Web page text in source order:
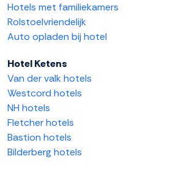
Hotels met familiekamers
Rolstoelvriendelijk
Auto opladen bij hotel
Hotel Ketens
Van der valk hotels
Westcord hotels
NH hotels
Fletcher hotels
Bastion hotels
Bilderberg hotels